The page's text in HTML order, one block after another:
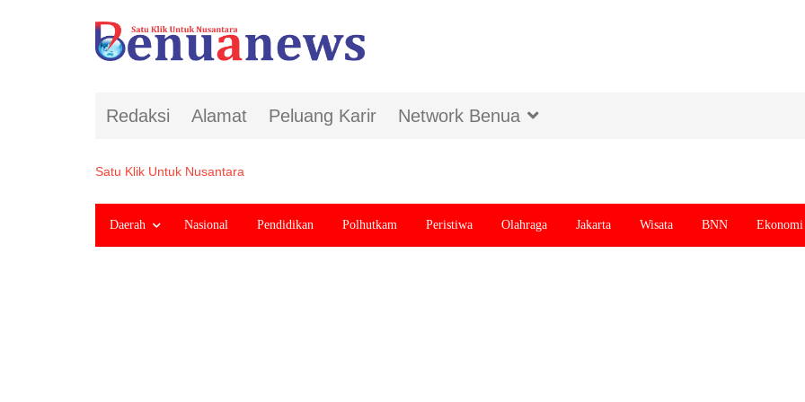
Redaksi Alamat Peluang Karir Network Benua
Satu Klik Untuk Nusantara
Daerah Nasional Pendidikan Polhutkam Peristiwa Olahraga Jakarta Wisata BNN Ekonomi